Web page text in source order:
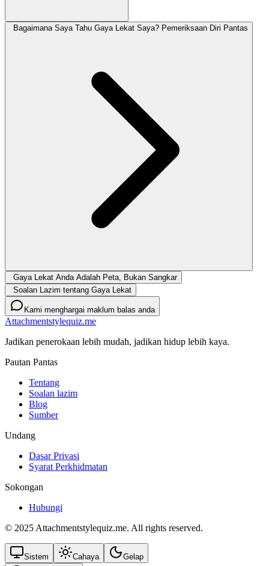
Bagaimana Saya Tahu Gaya Lekat Saya? Pemeriksaan Diri Pantas
Gaya Lekat Anda Adalah Peta, Bukan Sangkar
Soalan Lazim tentang Gaya Lekat
Kami menghargai maklum balas anda
Attachmentstylequiz.me
Jadikan penerokaan lebih mudah, jadikan hidup lebih kaya.
Pautan Pantas
Tentang
Soalan lazim
Blog
Sumber
Undang
Dasar Privasi
Syarat Perkhidmatan
Sokongan
Hubungi
© 2025 Attachmentstylequiz.me. All rights reserved.
Sistem Cahaya Gelap